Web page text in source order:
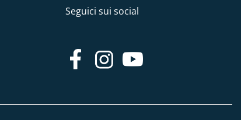
Seguici sui social